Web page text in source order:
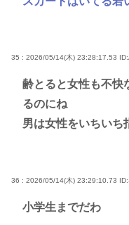
35 : 2026/05/14(木) 23:28:17.53
齢とると女性も不快
るのにね
男は女性をいちいち
36 : 2026/05/14(木) 23:29:10.73
小学生までだわ